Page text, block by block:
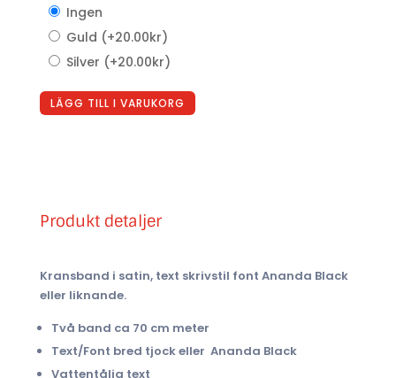
Ingen
Guld (+20.00kr)
Silver (+20.00kr)
LÄGG TILL I VARUKORG
Produkt detaljer
Kransband i satin, text skrivstil font Ananda Black
eller liknande.
Två band ca 70 cm meter
Text/Font bred tjock eller Ananda Black
Vattentålig text